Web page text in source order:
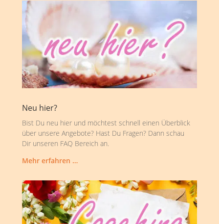
Neu hier?
Bist Du neu hier und möchtest schnell einen Überblick
über unsere Angebote? Hast Du Fragen? Dann schau
Dir unseren FAQ Bereich an.
Mehr erfahren …